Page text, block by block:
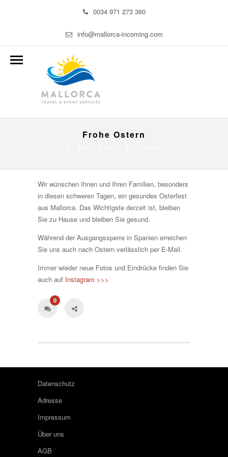
0034 971 273 360
info@mallorca-incoming.com
Frohe Ostern
Wir wünschen Ihnen und Ihren Familien, besonders
in diesen schweren Tagen, ein gesundes Osterfest
aus Mallorca. Das Wichtigste derzeit ist, bleiben
Sie zu Hause und bleiben Sie gesund.
Während der Ausgangssperre in Spanien erreichen
Sie uns auch nach Ostern verlässlich per E-Mail.
Immer wieder neue Fotos und Eindrücke finden Sie
auch auf Instagram >>>
0
Datenschutz
Adresse
Impressum
Über uns
AGB